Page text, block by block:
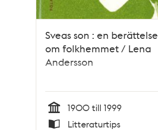
Sveas son : en berättelse
om folkhemmet / Lena
Andersson
Tid
1900 till 1999
Litteraturtips